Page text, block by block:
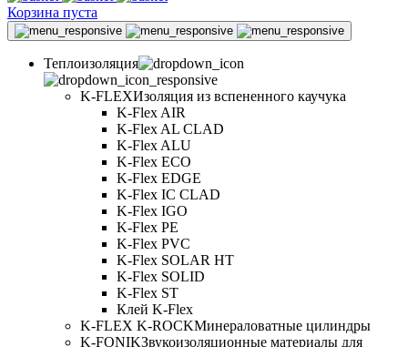
Корзина пуста
Теплоизоляция
K-FLEXИзоляция из вспененного каучука
K-Flex AIR
K-Flex AL CLAD
K-Flex ALU
K-Flex ECO
K-Flex EDGE
K-Flex IC CLAD
K-Flex IGO
K-Flex PE
K-Flex PVC
K-Flex SOLAR HT
K-Flex SOLID
K-Flex ST
Клей K-Flex
K-FLEX K-ROCKМинераловатные цилиндры
K-FONIKЗвукоизоляционные материалы для